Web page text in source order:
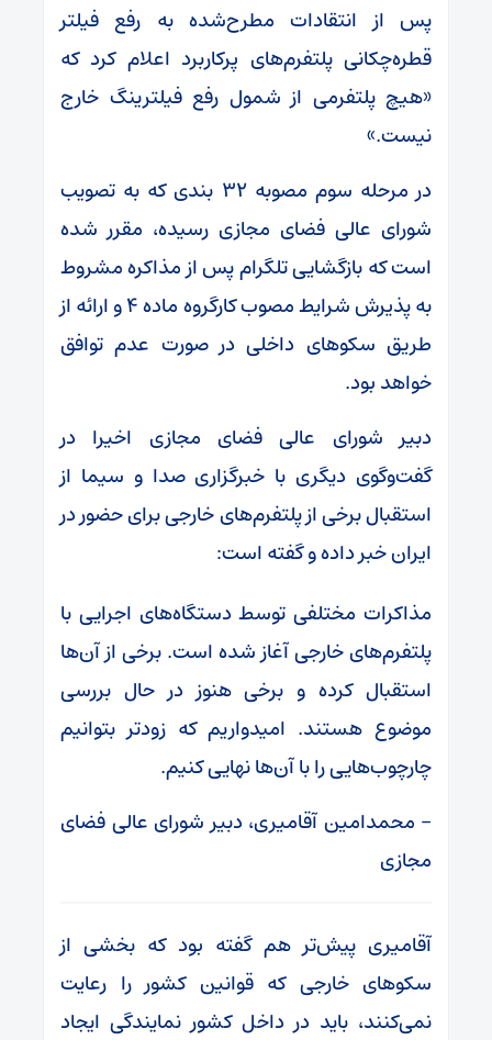
پس از انتقادات مطرح‌شده به رفع فیلتر
قطره‌چکانی پلتفرم‌های پرکاربرد اعلام کرد که
«هیچ پلتفرمی از شمول رفع فیلترینگ خارج
نیست.»
در مرحله سوم مصوبه ۳۲ بندی که به تصویب
شورای عالی فضای مجازی رسیده، مقرر شده
است که بازگشایی تلگرام پس از مذاکره مشروط
به پذیرش شرایط مصوب کارگروه ماده ۴ و ارائه از
طریق سکوهای داخلی در صورت عدم توافق
خواهد بود.
دبیر شورای عالی فضای مجازی اخیرا در
گفت‌وگوی دیگری با خبرگزاری صدا و سیما از
استقبال برخی از پلتفرم‌های خارجی برای حضور در
ایران خبر داده و گفته است:
مذاکرات مختلفی توسط دستگاه‌های اجرایی با
پلتفرم‌های خارجی آغاز شده است. برخی از آن‌ها
استقبال کرده‌ و برخی هنوز در حال بررسی
موضوع هستند. امیدواریم که زودتر بتوانیم
چارچوب‌هایی را با آن‌ها نهایی کنیم.
– محمدامین آقامیری، دبیر شورای عالی فضای
مجازی
آقامیری پیش‌تر هم گفته بود که بخشی از
سکوهای خارجی که قوانین کشور را رعایت
نمی‌کنند، باید در داخل کشور نمایندگی ایجاد